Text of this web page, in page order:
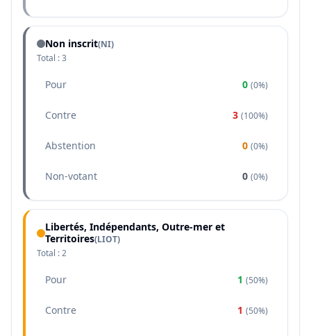
Non inscrit(NI)
Total :3
Pour 0 (0%)
Contre 3 (100%)
Abstention 0 (0%)
Non-votant 0 (0%)
Libertés, Indépendants, Outre-mer et
Territoires(LIOT)
Total :2
Pour 1 (50%)
Contre 1 (50%)